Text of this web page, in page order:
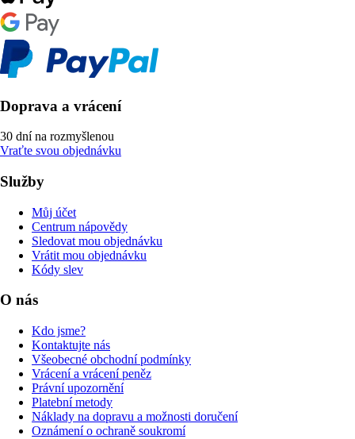
Doprava a vrácení
30 dní na rozmyšlenou
Vraťte svou objednávku
Služby
Můj účet
Centrum nápovědy
Sledovat mou objednávku
Vrátit mou objednávku
Kódy slev
O nás
Kdo jsme?
Kontaktujte nás
Všeobecné obchodní podmínky
Vrácení a vrácení peněz
Právní upozornění
Platební metody
Náklady na dopravu a možnosti doručení
Oznámení o ochraně soukromí